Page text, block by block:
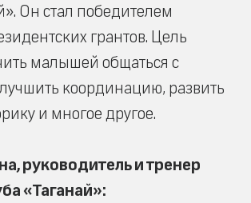
Он стал победителем
грантов. Цель
малышей общаться с
координацию, развить
и многое другое.
руководитель и тренер
«Таганай»: